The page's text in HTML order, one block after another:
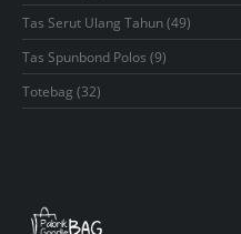
products
Tas Serut Ulang Tahun 4949
products
Tas Spunbond Polos 99
products
Totebag 3232
products